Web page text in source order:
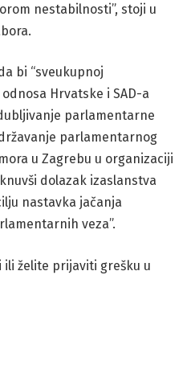
nestabilnosti”, stoji u
bi “sveukupnoj
Hrvatske i SAD-a
parlamentarne
parlamentarnog
u Zagrebu u organizaciji
dolazak izaslanstva
nastavka jačanja
veza”.
ili želite prijaviti grešku u